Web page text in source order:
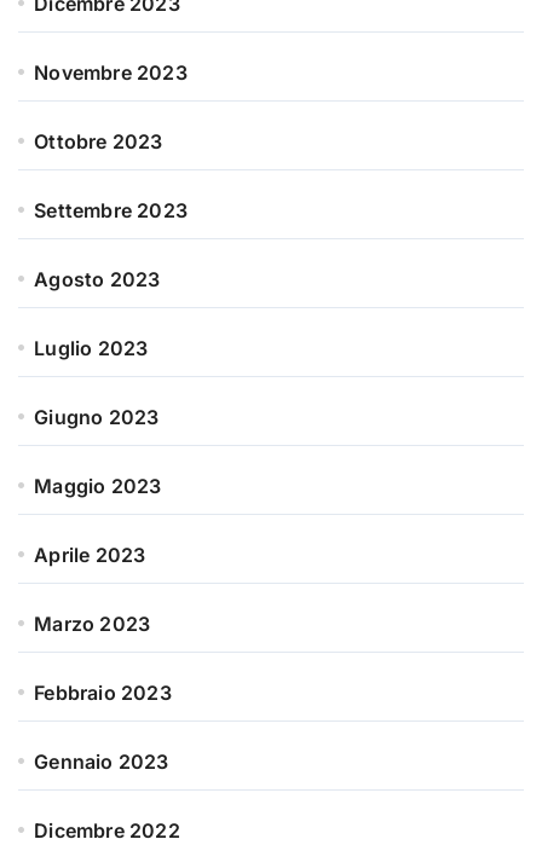
Novembre 2023
Ottobre 2023
Settembre 2023
Agosto 2023
Luglio 2023
Giugno 2023
Maggio 2023
Aprile 2023
Marzo 2023
Febbraio 2023
Gennaio 2023
Dicembre 2022